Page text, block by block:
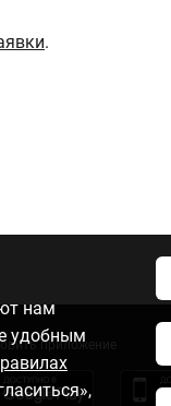
.
нам
удобным
приложение